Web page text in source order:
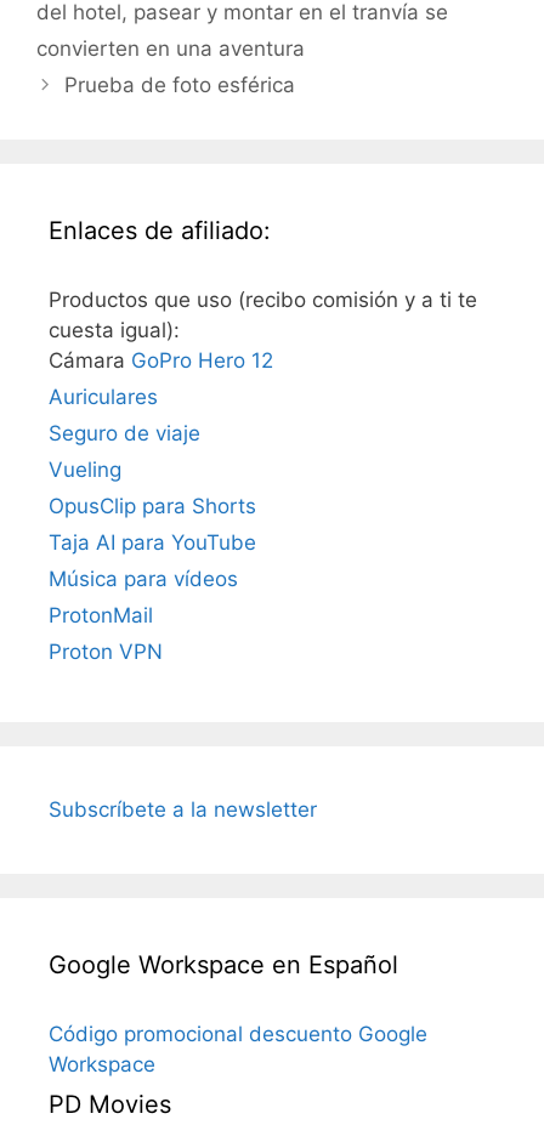
del hotel, pasear y montar en el tranvía se
convierten en una aventura
Prueba de foto esférica
Enlaces de afiliado:
Productos que uso (recibo comisión y a ti te
cuesta igual):
Cámara GoPro Hero 12
Auriculares
Seguro de viaje
Vueling
OpusClip para Shorts
Taja AI para YouTube
Música para vídeos
ProtonMail
Proton VPN
Subscríbete a la newsletter
Google Workspace en Español
Código promocional descuento Google
Workspace
PD Movies